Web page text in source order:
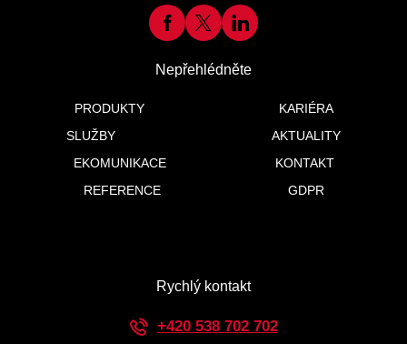
Nepřehlédněte
PRODUKTY
KARIÉRA
SLUŽBY
AKTUALITY
EKOMUNIKACE
KONTAKT
REFERENCE
GDPR
Rychlý kontakt
+420 538 702 702